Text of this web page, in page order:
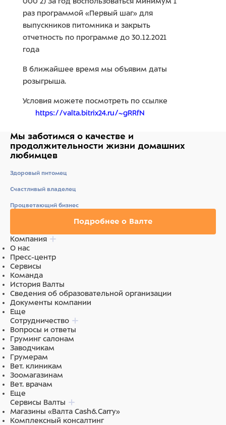
раз программой «Первый шаг» для
выпускников питомника и закрыть
отчетность по программе до 30.12.2021
года
В ближайшее время мы объявим даты
розыгрыша.
Условия можете посмотреть по ссылке
https://valta.bitrix24.ru/~gRRfN
Мы заботимся о качестве и
продолжительности жизни домашних
любимцев
Здоровый питомец
Счастливый владелец
Процветающий бизнес
Подробнее о Валте
Компания
О нас
Пресс-центр
Сервисы
Команда
История Валты
Сведения об образовательной организации
Документы компании
Еще
Сотрудничество
Вопросы и ответы
Груминг салонам
Заводчикам
Грумерам
Вет. клиникам
Зоомагазинам
Вет. врачам
Еще
Сервисы Валты
Магазины «Валта Cash&Carry»
Комплексный консалтинг